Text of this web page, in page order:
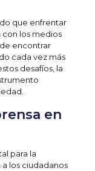
que enfrentar
los medios
encontrar
cada vez más
desafíos, la
en
para la
los ciudadanos